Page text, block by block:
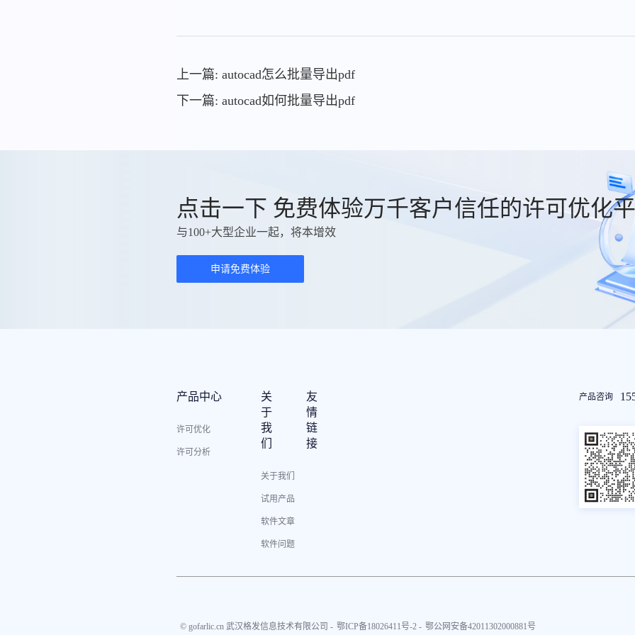
上一篇: autocad怎么批量导出pdf
下一篇: autocad如何批量导出pdf
点击一下 免费体验万千客户信任的许可优化
与100+大型企业一起，将本增效
申请免费体验
产品中心
许可优化
许可分析
关
于
我
们
关于我们
试用产品
软件文章
软件问题
友
情
链
接
产品咨询
© gofarlic.cn 武汉格发信息技术有限公司 - 鄂ICP备18026411号-2 - 鄂公网安备42011302000881号